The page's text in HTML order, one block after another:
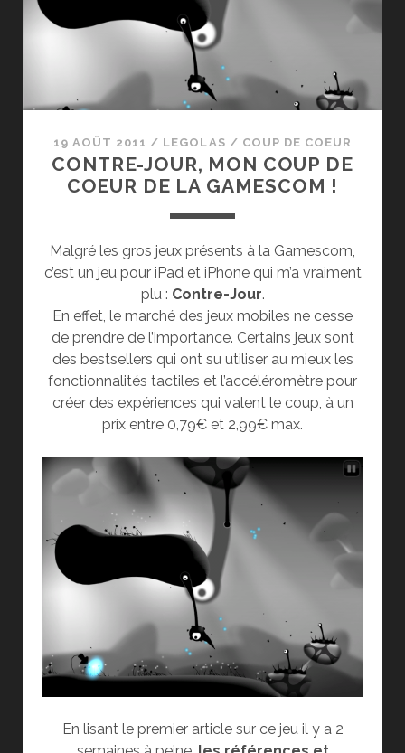
19 AOÛT 2011 / LEGOLAS / COUP DE COEUR
CONTRE-JOUR, MON COUP DE
COEUR DE LA GAMESCOM !
Malgré les gros jeux présents à la Gamescom,
c’est un jeu pour iPad et iPhone qui m’a vraiment
plu : Contre-Jour.
En effet, le marché des jeux mobiles ne cesse
de prendre de l’importance. Certains jeux sont
des bestsellers qui ont su utiliser au mieux les
fonctionnalités tactiles et l’accéléromètre pour
créer des expériences qui valent le coup, à un
prix entre 0,79€ et 2,99€ max.
En lisant le premier article sur ce jeu il y a 2